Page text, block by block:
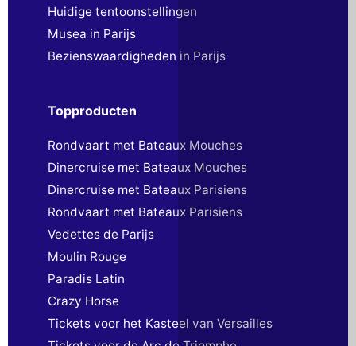
Huidige tentoonstellingen
Musea in Parijs
Bezienswaardigheden in Parijs
Topproducten
Rondvaart met Bateaux Mouches
Dinercruise met Bateaux Mouches
Dinercruise met Bateaux Parisiens
Rondvaart met Bateaux Parisiens
Vedettes de Parijs
Moulin Rouge
Paradis Latin
Crazy Horse
Tickets voor het Kasteel van Versailles